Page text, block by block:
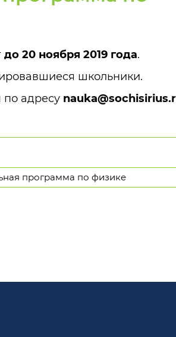
до 20 ноября 2019 года.
школьники.
адресу
программа по физике